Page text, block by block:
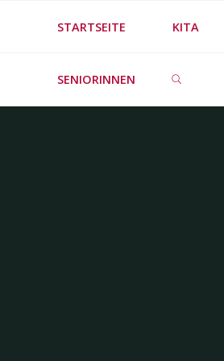
STARTSEITE KITA
SENIORINNEN